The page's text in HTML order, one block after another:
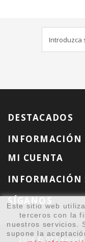
DESTACADOS
INFORMACIÓN
2026 © 037
MI CUENTA
INFORMACIÓN
SÍGANOS
Este sitio web
terceros con la
nuestros servicios.
supone la